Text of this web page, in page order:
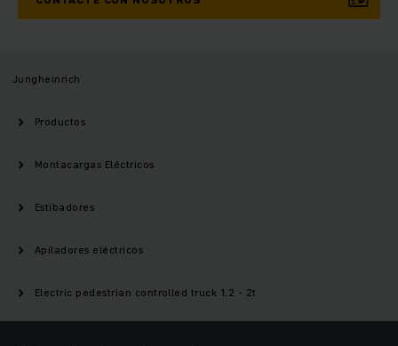
Jungheinrich
Productos
Montacargas Eléctricos
Estibadores
Apiladores eléctricos
Electric pedestrian controlled truck 1.2 - 2t